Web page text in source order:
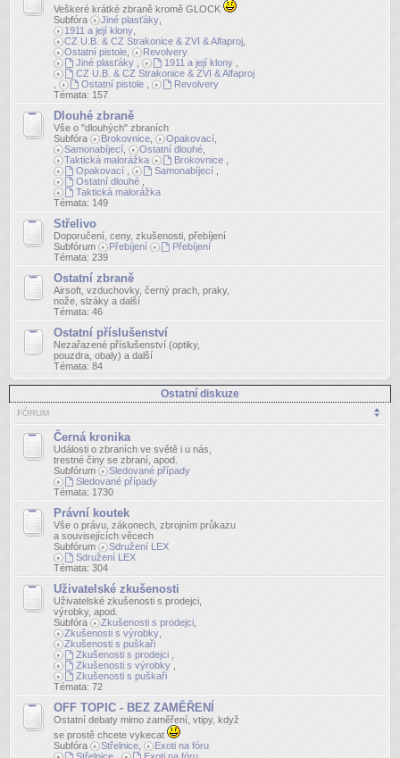
Veškeré krátké zbraně kromě GLOCK
Subfóra
Jiné plasťáky
1911 a její klony
CZ U.B. & CZ Strakonice & ZVI & Alfaproj
Ostatní pistole
Revolvery
Jiné plasťáky, 1911 a její klony,
CZ U.B. & CZ Strakonice & ZVI & Alfaproj
Ostatní pistole,
Revolvery
Témata: 157
Dlouhé zbraně
Vše o "dlouhých" zbraních
Subfóra
Brokovnice Opakovací
Samonabíjecí
Ostatní dlouhé
Taktická malorážka
Brokovnice,
Opakovací, Samonabíjecí,
Ostatní dlouhé,
Taktická malorážka
Témata: 149
Střelivo
Doporučení, ceny, zkušenosti, přebíjení
Subfórum
Přebíjení
Přebíjení
Témata: 239
Ostatní zbraně
Airsoft, vzduchovky, černý prach, praky,
nože, slzáky a další
Témata: 46
Ostatní příslušenství
Nezařazené příslušenství (optiky,
pouzdra, obaly) a další
Témata: 84
Ostatní diskuze
FÓRUM
Černá kronika
Události o zbraních ve světě i u nás,
trestné činy se zbraní, apod.
Subfórum
Sledované případy
Sledované případy
Témata: 1730
Právní koutek
Vše o právu, zákonech, zbrojním průkazu
a souvisejících věcech
Subfórum
Sdružení LEX
Sdružení LEX
Témata: 304
Uživatelské zkušenosti
Uživatelské zkušenosti s prodejci,
výrobky, apod.
Subfóra
Zkušenosti s prodejci
Zkušenosti s výrobky
Zkušenosti s puškaři
Zkušenosti s prodejci,
Zkušenosti s výrobky,
Zkušenosti s puškaři
Témata: 72
OFF TOPIC - BEZ ZAMĚŘENÍ
Ostatní debaty mimo zaměření, vtipy, když
se prostě chcete vykecat
Subfóra
Střelnice
Exoti na fóru